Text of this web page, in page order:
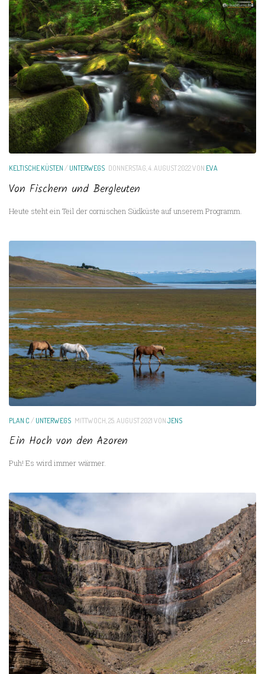
KELTISCHE KÜSTEN /UNTERWEGS DONNERSTAG, 4. AUGUST 2022VON EVA
Von Fischern und Bergleuten
Heute steht ein Teil der cornischen Südküste auf unserem Programm.
PLAN C/UNTERWEGS MITTWOCH, 25. AUGUST 2021VONJENS
Ein Hoch von den Azoren
Puh! Es wird immer wärmer.